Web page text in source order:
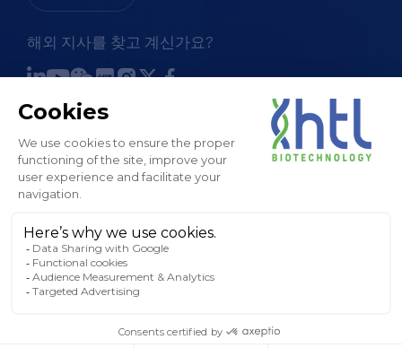
해외 지사를 찾고 계신가요?
판매 약관
법적 고지 및 GTC
개인정보 처리방침
쿠키 정책
사이트맵